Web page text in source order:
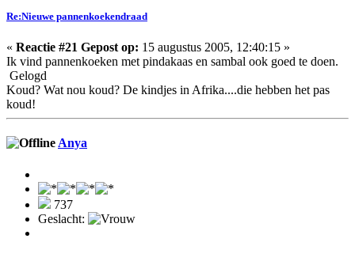
Re:Nieuwe pannenkoekendraad
« Reactie #21 Gepost op: 15 augustus 2005, 12:40:15 »
Ik vind pannenkoeken met pindakaas en sambal ook goed te doen.
Gelogd
Koud? Wat nou koud? De kindjes in Afrika....die hebben het pas
koud!
Anya
737
Geslacht: